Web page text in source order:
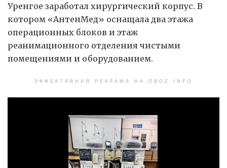
Уренгое заработал хирургический корпус. В
котором «АнтенМед» оснащала два этажа
операционных блоков и этаж
реанимационного отделения чистыми
помещениями и оборудованием.
ЭФФЕКТИВНАЯ РЕКЛАМА НА OBOZ.INFO